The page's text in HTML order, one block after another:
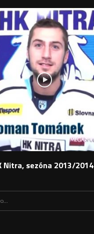
Nitra, sezóna 2013/2014